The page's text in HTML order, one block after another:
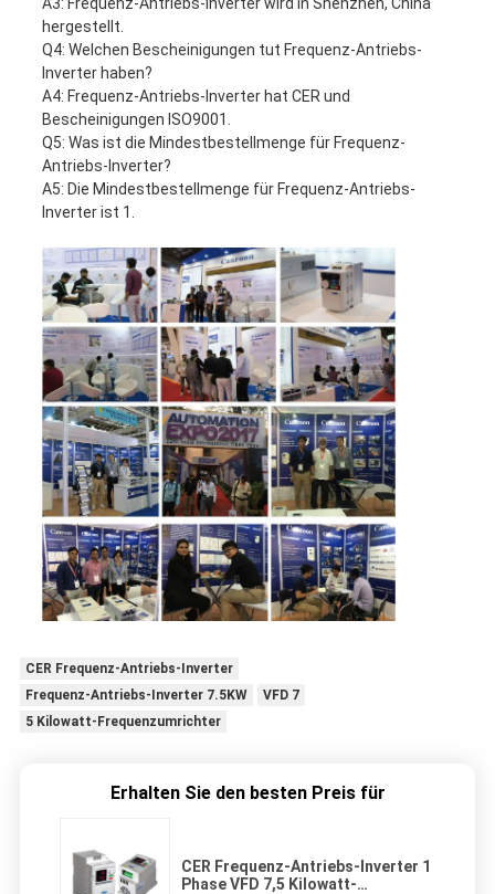
A3: Frequenz-Antriebs-Inverter wird in Shenzhen, China
hergestellt.
Q4: Welchen Bescheinigungen tut Frequenz-Antriebs-
Inverter haben?
A4: Frequenz-Antriebs-Inverter hat CER und
Bescheinigungen ISO9001.
Q5: Was ist die Mindestbestellmenge für Frequenz-
Antriebs-Inverter?
A5: Die Mindestbestellmenge für Frequenz-Antriebs-
Inverter ist 1.
CER Frequenz-Antriebs-Inverter
Frequenz-Antriebs-Inverter 7.5KW
VFD 7
5 Kilowatt-Frequenzumrichter
Erhalten Sie den besten Preis für
CER Frequenz-Antriebs-Inverter 1
Phase VFD 7,5 Kilowatt-